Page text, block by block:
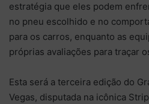
estratégia que eles podem
no pneu escolhido e no
para os carros, enquanto as
próprias avaliações para traçar
Esta será a terceira edição do
Vegas, disputada na icônica